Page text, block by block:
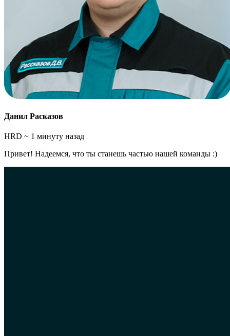
Данил Расказов
HRD ~ 1 минуту назад
Привет! Надеемся, что ты станешь частью нашей команды :)